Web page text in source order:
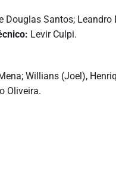
Douglas Santos;
Levir Culpi.
Willians (Joel),
Oliveira.